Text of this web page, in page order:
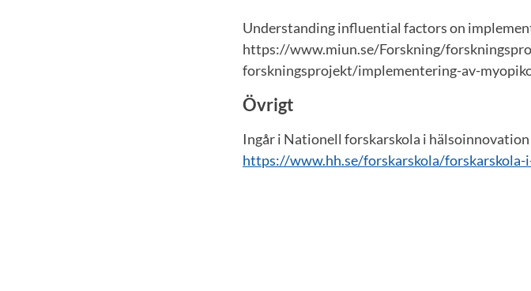
Understanding influential factors on
https://www.miun.se/Forskning/
forskningsprojekt/implementering-av-
Övrigt
Ingår i Nationell forskarskola i
https://www.hh.se/forskarskola/